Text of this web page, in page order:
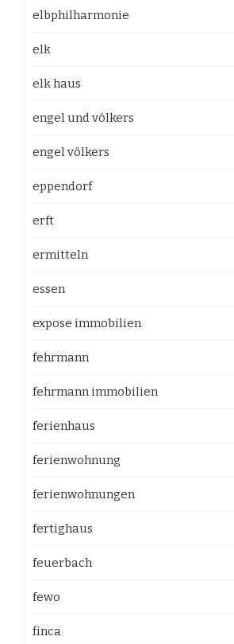
elbphilharmonie
elk
elk haus
engel und völkers
engel völkers
eppendorf
erft
ermitteln
essen
expose immobilien
fehrmann
fehrmann immobilien
ferienhaus
ferienwohnung
ferienwohnungen
fertighaus
feuerbach
fewo
finca